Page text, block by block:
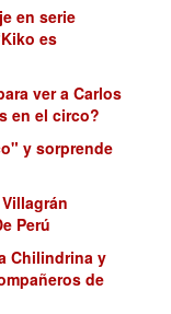
en serie
es
ver a Carlos
en el circo?
y sorprende
Perú
Chilindrina y
de